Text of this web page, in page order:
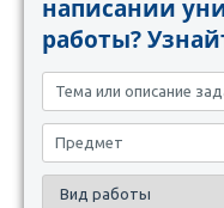
написании
работы?